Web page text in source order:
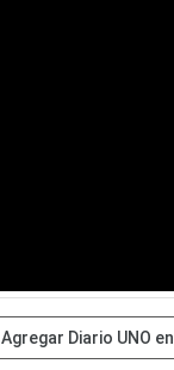
Agregar Diario UNO en